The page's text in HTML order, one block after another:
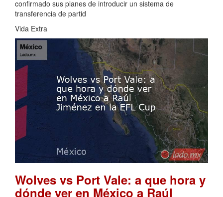
confirmado sus planes de introducir un sistema de
transferencia de partid
Vida Extra
Wolves vs Port Vale: a que hora y
dónde ver en México a Raúl